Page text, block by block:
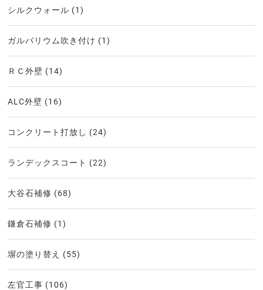
シルクウォール (1)
ガルバリウム吹き付け (1)
ＲＣ外壁 (14)
ALC外壁 (16)
コンクリート打放し (24)
ランデックスコート (22)
大谷石補修 (68)
鎌倉石補修 (1)
塀の塗り替え (55)
左官工事 (106)